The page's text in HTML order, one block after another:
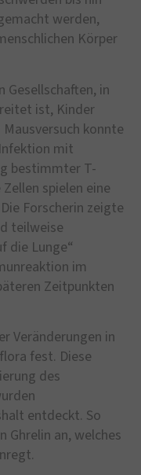
werden,
Körper
Gesellschaften, in
ist, Kinder
konnte
mit
bestimmter T-
spielen eine
Forscherin zeigte
teilweise
die Lunge“
im
Zeitpunkten
Veränderungen in
fest. Diese
des
entdeckt. So
an, welches